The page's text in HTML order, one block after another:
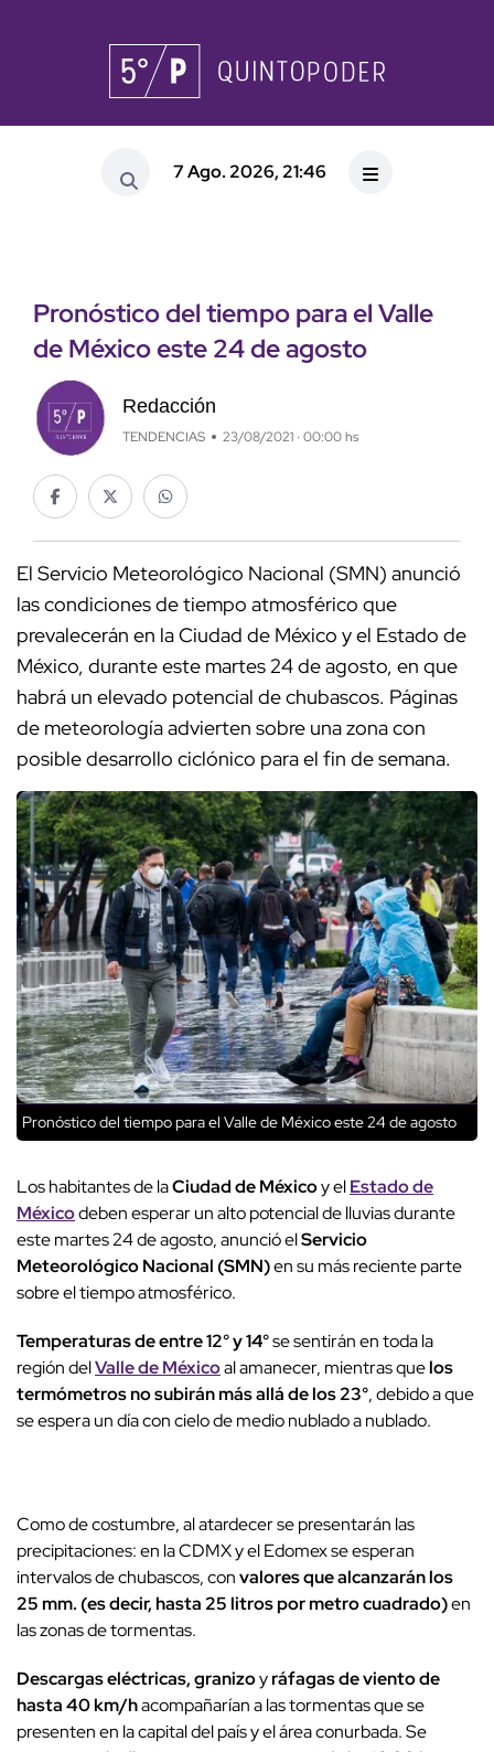
7 Ago. 2026, 21:46
Pronóstico del tiempo para el Valle
de México este 24 de agosto
Redacción
TENDENCIAS 23/08/2021 · 00:00 hs
El Servicio Meteorológico Nacional (SMN) anunció
las condiciones de tiempo atmosférico que
prevalecerán en la Ciudad de México y el Estado de
México, durante este martes 24 de agosto, en que
habrá un elevado potencial de chubascos. Páginas
de meteorología advierten sobre una zona con
posible desarrollo ciclónico para el fin de semana.
Pronóstico del tiempo para el Valle de México este 24 de agosto
Los habitantes de laCiudad de Méxicoy elEstado de
Méxicodeben esperar un alto potencial de lluvias durante
este martes 24 de agosto, anunció elServicio
Meteorológico Nacional (SMN)en su más reciente parte
sobre el tiempo atmosférico.
Temperaturas de entre 12° y 14°se sentirán en toda la
región delValle de Méxicoal amanecer, mientras quelos
termómetros no subirán más allá de los 23°, debido a que
se espera un día con cielo de medio nublado a nublado.
Como de costumbre, al atardecer se presentarán las
precipitaciones: en la CDMX y el Edomex se esperan
intervalos de chubascos, convalores que alcanzarán los
25 mm. (es decir, hasta 25 litros por metro cuadrado)en
las zonas de tormentas.
Descargas eléctricas, granizoyráfagas de viento de
hasta 40 km/hacompañarían a las tormentas que se
presenten en la capital del país y el área conurbada. Se